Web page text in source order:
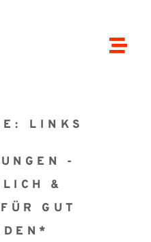
LINKS
-
&
GUT